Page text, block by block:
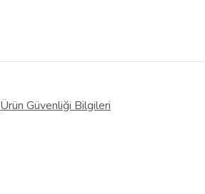
Ürün Güvenliği Bilgileri